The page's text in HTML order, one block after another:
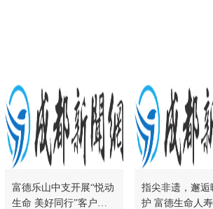
富德乐山中支开展“悦动
生命 美好同行”客户服
指尖非遗，邂逅
护 富德生命人